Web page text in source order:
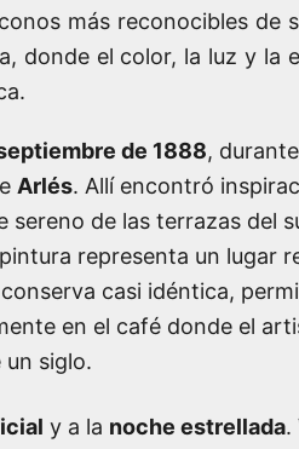
más reconocibles de
donde el color, la luz y la
de 1888,
Arlés. Allí encontró
sereno de las terrazas del
representa un lugar
casi idéntica,
en el café donde el
un siglo.
y a la noche estrellada.